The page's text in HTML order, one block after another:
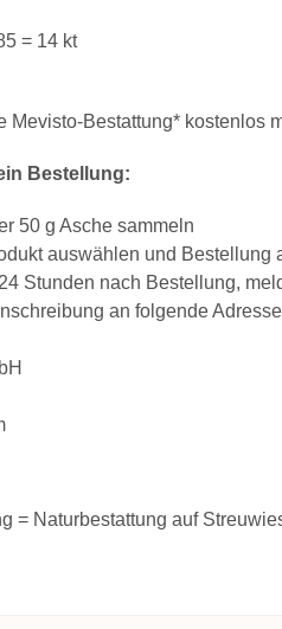
= 14 kt
Mevisto-Bestattung* kostenlos
Bestellung:
50 g Asche sammeln
auswählen und Bestellung
Stunden nach Bestellung,
an folgende
= Naturbestattung auf